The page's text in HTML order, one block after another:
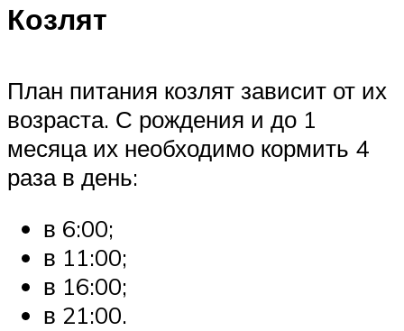
Козлят
План питания козлят зависит от их
возраста. С рождения и до 1
месяца их необходимо кормить 4
раза в день:
в 6:00;
в 11:00;
в 16:00;
в 21:00.